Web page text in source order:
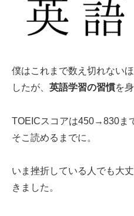
僕はこれまで数え切れない
したが、 英語学習の習慣を
TOEICスコアは450→830ま
そこ読めるまでに。
いま挫折している人でも大
きました。